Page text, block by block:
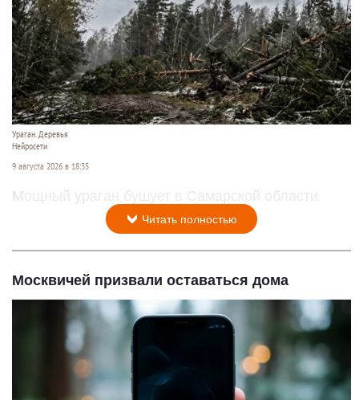
Ураган. Деревья
Нейросети
9 августа 2026 в 18:35
Мощный ураган бушует в Самарской области.
Читать полностью
Москвичей призвали оставаться дома